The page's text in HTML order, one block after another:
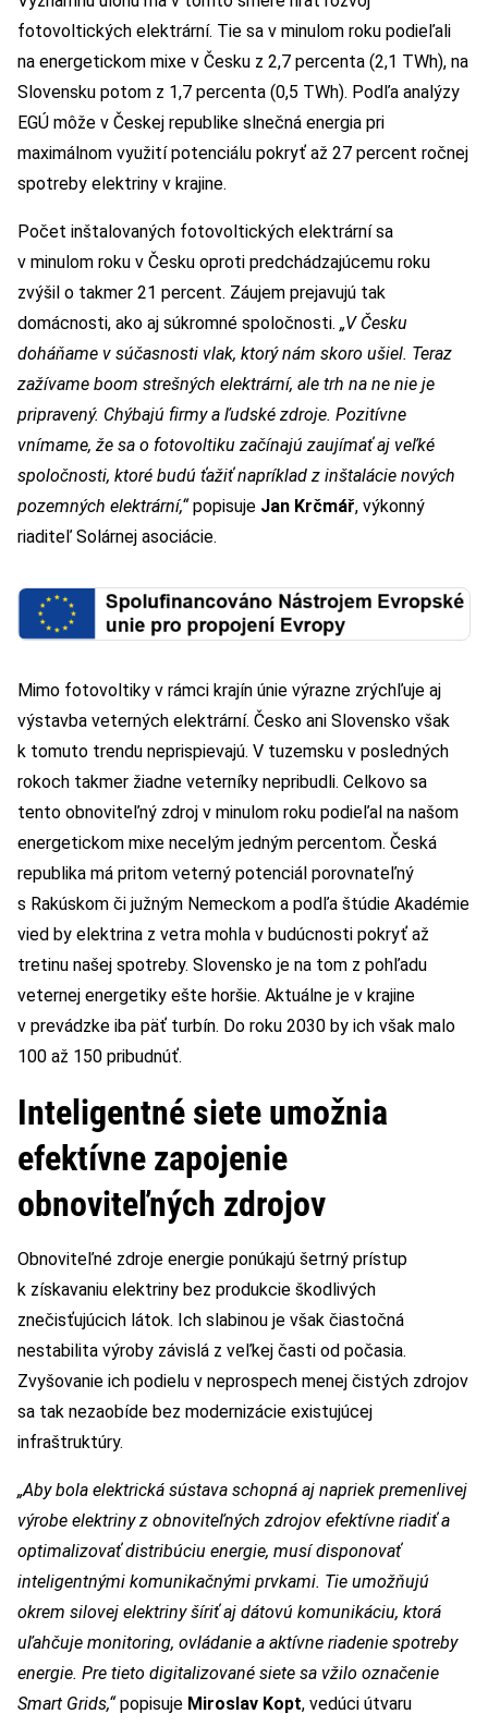
fotovoltických elektrární. Tie sa v minulom roku podieľali
na energetickom mixe v Česku z 2,7 percenta (2,1 TWh), na
Slovensku potom z 1,7 percenta (0,5 TWh). Podľa analýzy
EGÚ môže v Českej republike slnečná energia pri
maximálnom využití potenciálu pokryť až 27 percent ročnej
spotreby elektriny v krajine.
Počet inštalovaných fotovoltických elektrární sa
v minulom roku v Česku oproti predchádzajúcemu roku
zvýšil o takmer 21 percent. Záujem prejavujú tak
domácnosti, ako aj súkromné spoločnosti. „V Česku
doháňame v súčasnosti vlak, ktorý nám skoro ušiel. Teraz
zažívame boom strešných elektrární, ale trh na ne nie je
pripravený. Chýbajú firmy a ľudské zdroje. Pozitívne
vnímame, že sa o fotovoltiku začínajú zaujímať aj veľké
spoločnosti, ktoré budú ťažiť napríklad z inštalácie nových
pozemných elektrární,“ popisuje Jan Krčmář, výkonný
riaditeľ Solárnej asociácie.
Mimo fotovoltiky v rámci krajín únie výrazne zrýchľuje aj
výstavba veterných elektrární. Česko ani Slovensko však
k tomuto trendu neprispievajú. V tuzemsku v posledných
rokoch takmer žiadne veterníky nepribudli. Celkovo sa
tento obnoviteľný zdroj v minulom roku podieľal na našom
energetickom mixe necelým jedným percentom. Česká
republika má pritom veterný potenciál porovnateľný
s Rakúskom či južným Nemeckom a podľa štúdie Akadémie
vied by elektrina z vetra mohla v budúcnosti pokryť až
tretinu našej spotreby. Slovensko je na tom z pohľadu
veternej energetiky ešte horšie. Aktuálne je v krajine
v prevádzke iba päť turbín. Do roku 2030 by ich však malo
100 až 150 pribudnúť.
Inteligentné siete umožnia
efektívne zapojenie
obnoviteľných zdrojov
Obnoviteľné zdroje energie ponúkajú šetrný prístup
k získavaniu elektriny bez produkcie škodlivých
znečisťujúcich látok. Ich slabinou je však čiastočná
nestabilita výroby závislá z veľkej časti od počasia.
Zvyšovanie ich podielu v neprospech menej čistých zdrojov
sa tak nezaobíde bez modernizácie existujúcej
infraštruktúry.
„Aby bola elektrická sústava schopná aj napriek premenlivej
výrobe elektriny z obnoviteľných zdrojov efektívne riadiť a
optimalizovať distribúciu energie, musí disponovať
inteligentnými komunikačnými prvkami. Tie umožňujú
okrem silovej elektriny šíriť aj dátovú komunikáciu, ktorá
uľahčuje monitoring, ovládanie a aktívne riadenie spotreby
energie. Pre tieto digitalizované siete sa vžilo označenie
Smart Grids,“popisuje Miroslav Kopt, vedúci útvaru